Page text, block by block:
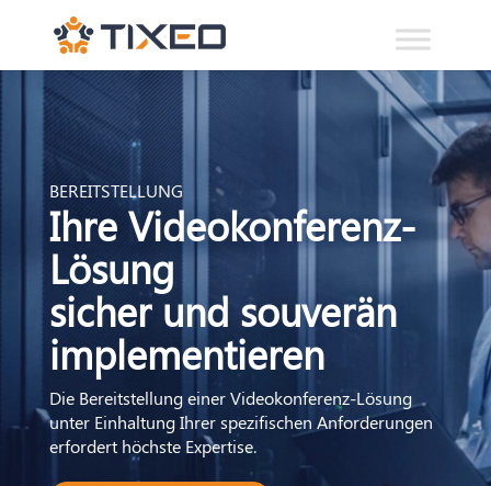
BEREITSTELLUNG
Ihre Videokonferenz-
Lösung
sicher und souverän
implementieren
Die Bereitstellung einer Videokonferenz-Lösung
unter Einhaltung Ihrer spezifischen Anforderungen
erfordert höchste Expertise.